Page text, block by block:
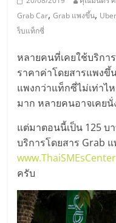
ส
เอ็
มอี
ไทย,
SMEs,
แฟ
Grab Car,Grab แพงขึ้น, Uber
ร็บแท็กซี่
หลายคนที่เคยใช้บริกา
ราคาค่าโดยสารแพงขึ้
แพงกว่าแท็กซี่ไม่เท่าไ
มาก หลายคนอาจเคย
แต่มาตอนนี้เป็น 125
บริการโดยสาร Grab
ครับ